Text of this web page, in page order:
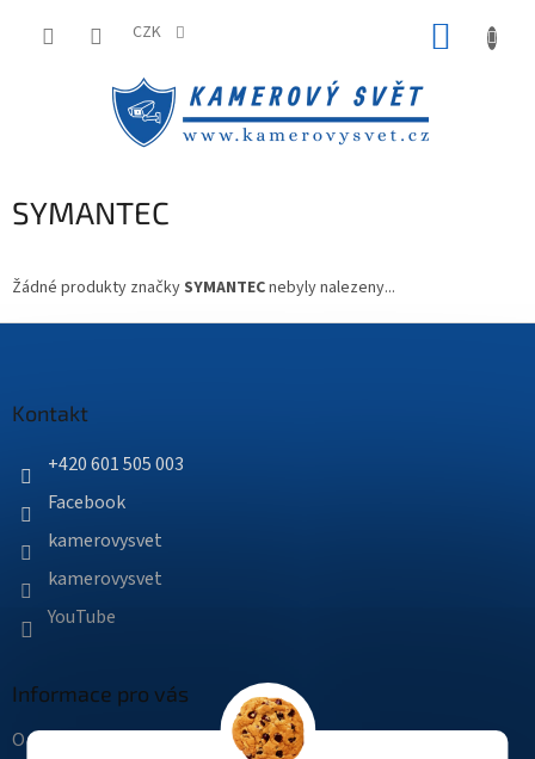
CZK
SYMANTEC
Žádné produkty značkySYMANTECnebyly nalezeny...
Kontakt
+420 601 505 003
Facebook
kamerovysvet
kamerovysvet
YouTube
Informace pro vás
O nás